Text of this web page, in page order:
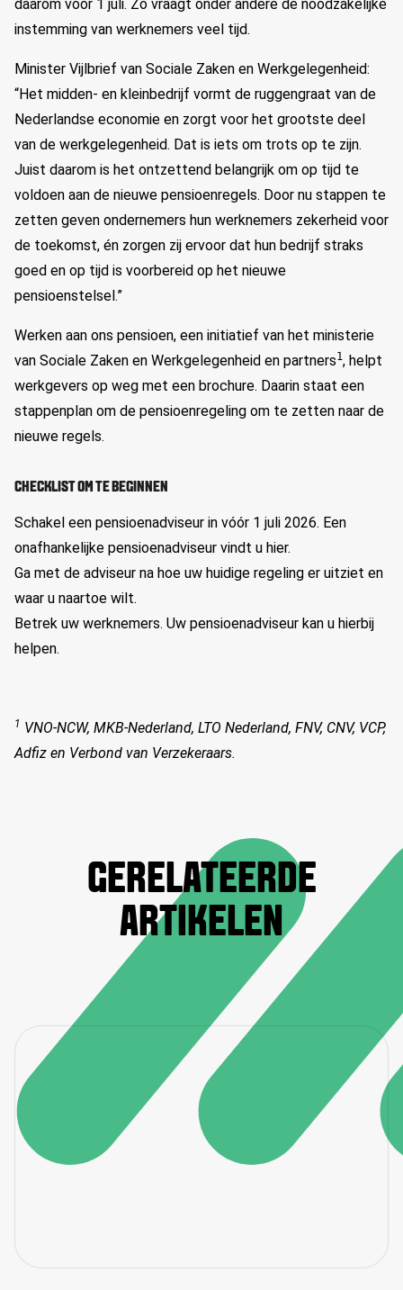
daarom vóór 1 juli. Zo vraagt onder andere de noodzakelijke
instemming van werknemers veel tijd.
Minister Vijlbrief van Sociale Zaken en Werkgelegenheid:
“Het midden- en kleinbedrijf vormt de ruggengraat van de
Nederlandse economie en zorgt voor het grootste deel
van de werkgelegenheid. Dat is iets om trots op te zijn.
Juist daarom is het ontzettend belangrijk om op tijd te
voldoen aan de nieuwe pensioenregels. Door nu stappen te
zetten geven ondernemers hun werknemers zekerheid voor
de toekomst, én zorgen zij ervoor dat hun bedrijf straks
goed en op tijd is voorbereid op het nieuwe
pensioenstelsel.”
Werken aan ons pensioen, een initiatief van het ministerie
van Sociale Zaken en Werkgelegenheid en partners1, helpt
werkgevers op weg met een brochure. Daarin staat een
stappenplan om de pensioenregeling om te zetten naar de
nieuwe regels.
CHECKLIST OM TE BEGINNEN
Schakel een pensioenadviseur in vóór 1 juli 2026. Een
onafhankelijke pensioenadviseur vindt u hier.
Ga met de adviseur na hoe uw huidige regeling er uitziet en
waar u naartoe wilt.
Betrek uw werknemers. Uw pensioenadviseur kan u hierbij
helpen.
1 VNO-NCW, MKB-Nederland, LTO Nederland, FNV, CNV, VCP,
Adfiz en Verbond van Verzekeraars.
GERELATEERDE
ARTIKELEN